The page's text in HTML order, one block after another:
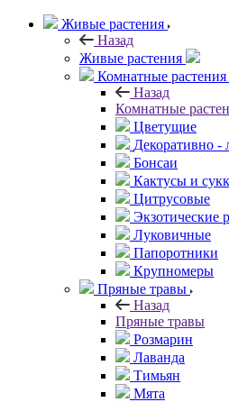
Живые растения
Назад
Живые растения
Комнатные растения
Назад
Комнатные
Цветущие
Декоративно -
Бонсаи
Кактусы и
Цитрусовые
Экзотические
Луковичные
Папоротники
Крупномеры
Пряные травы
Назад
Пряные травы
Розмарин
Лаванда
Тимьян
Мята